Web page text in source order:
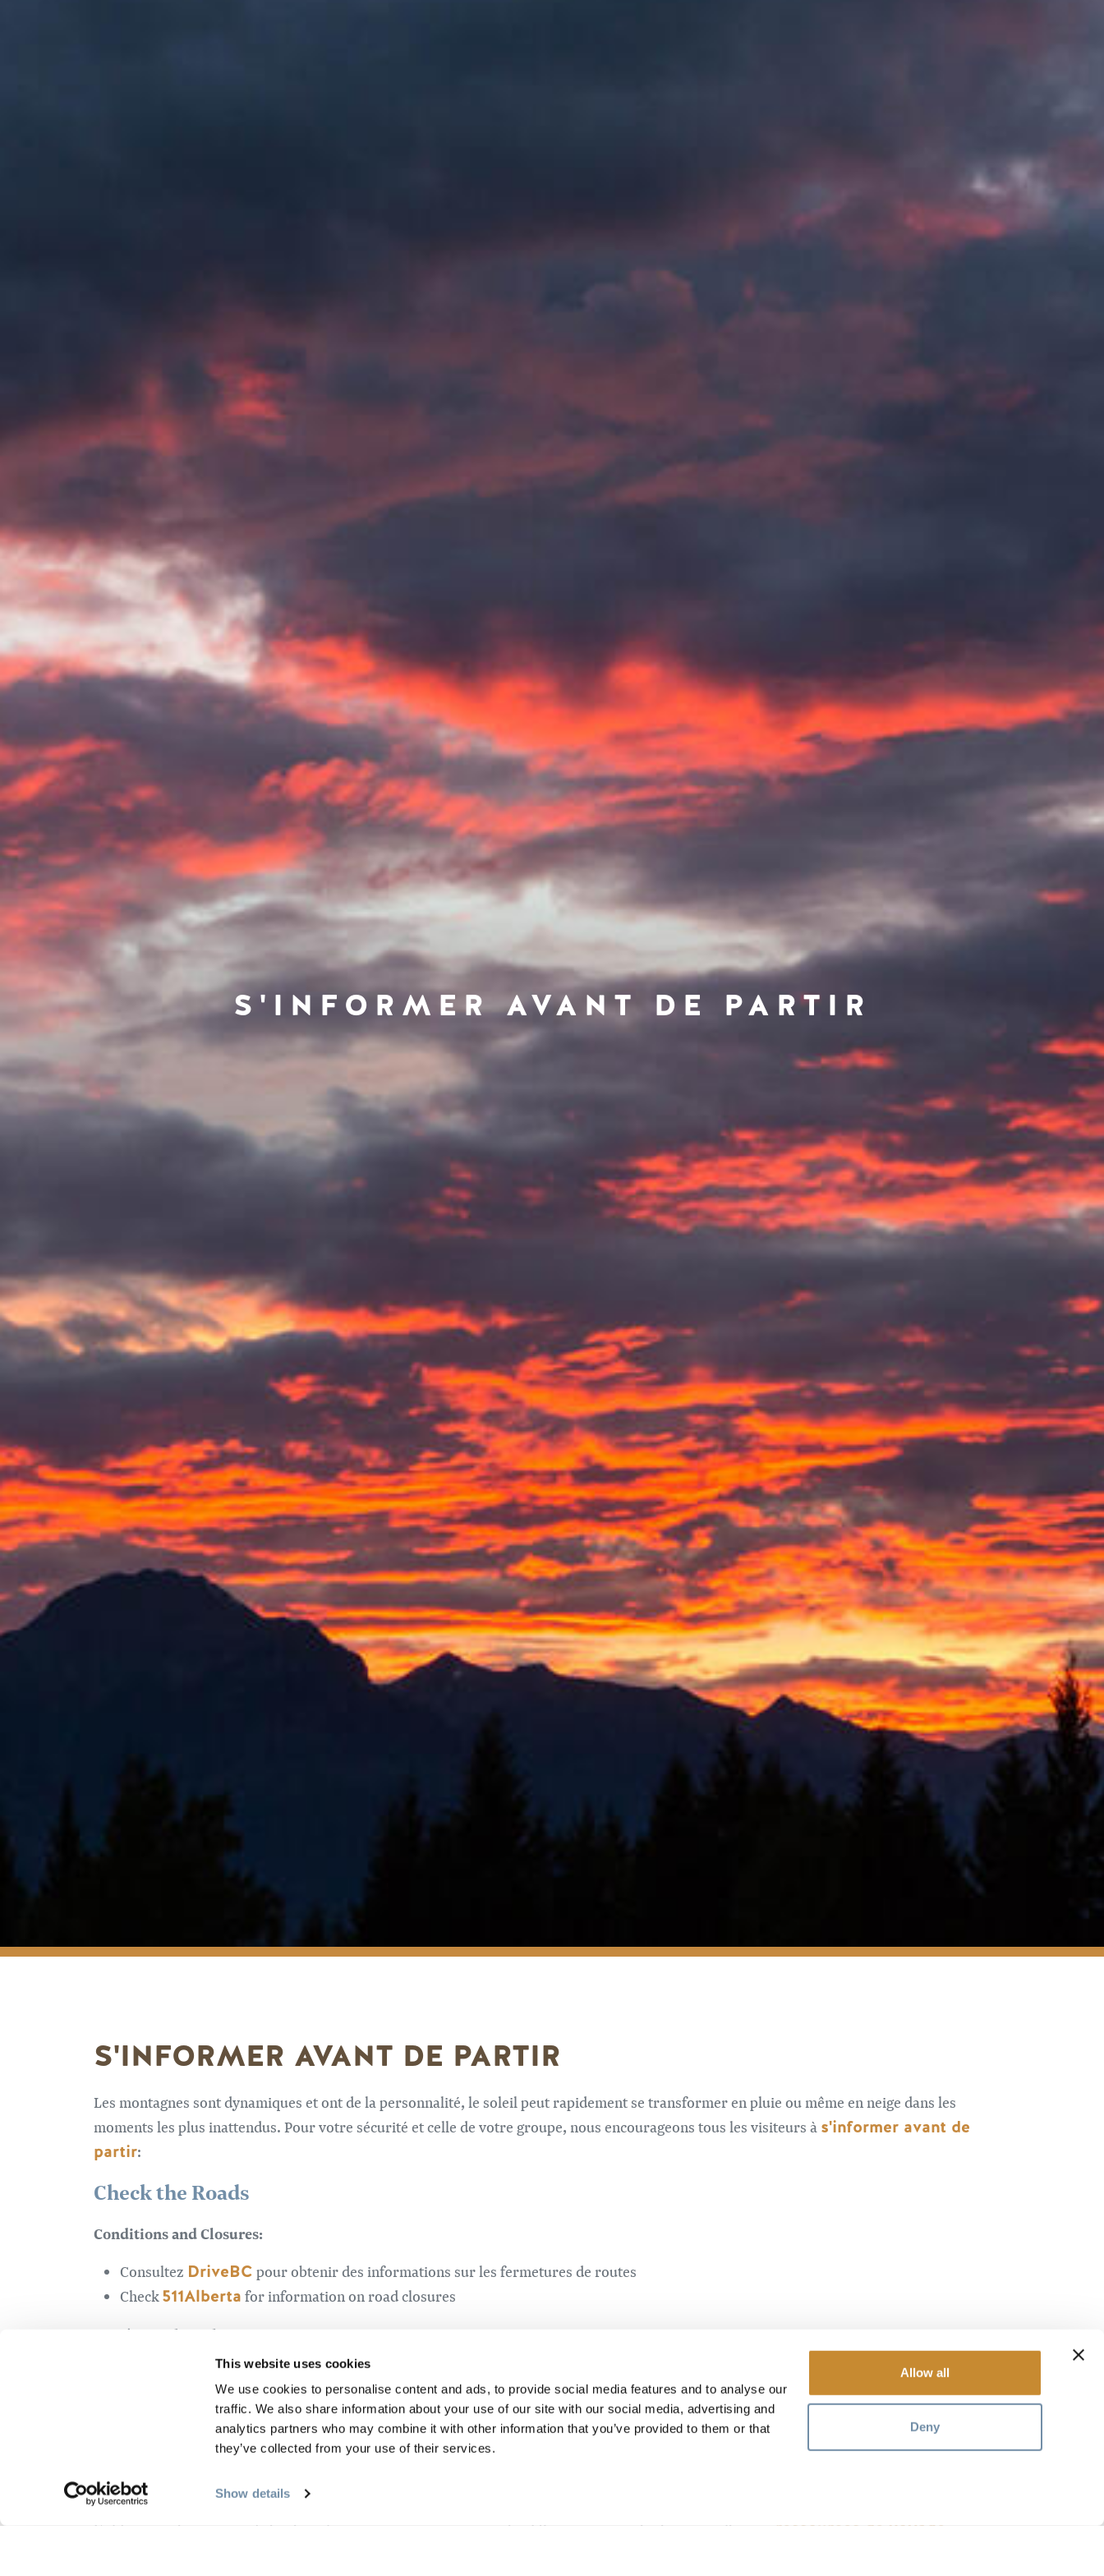
This website uses cookies
We use cookies to personalise content and ads, to provide social media features and to analyse our
traffic. We also share information about your use of our site with our social media, advertising and
analytics partners who may combine it with other information that you’ve provided to them or that
they’ve collected from your use of their services.
Show details
Allow all
Deny
S'INFORMER AVANT DE PARTIR
S'INFORMER AVANT DE PARTIR
Les montagnes sont dynamiques et ont de la personnalité, le soleil peut rapidement se transformer en pluie ou même en neige dans les
moments les plus inattendus. Pour votre sécurité et celle de votre groupe, nous encourageons tous les visiteurs à s'informer avant de
partir:
Check the Roads
Conditions and Closures:
Consultez DriveBC pour obtenir des informations sur les fermetures de routes
Check511Alberta for information on road closures
Caméras web sur les autoroutes :
Col du Rogers
Champ d'application
Golden a quatre saisons distinctes
Golden a quatre saisons distinctes, chacune avec ses propres vertus ! Préparez vos activités, consultez ces ressources de voyage